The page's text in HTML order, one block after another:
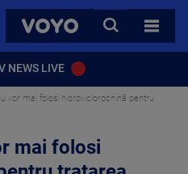
VOYO
CAUTA
TOATE
NEWS LIVE
vor mai folosi hidroxiclorochină pentru
mai folosi